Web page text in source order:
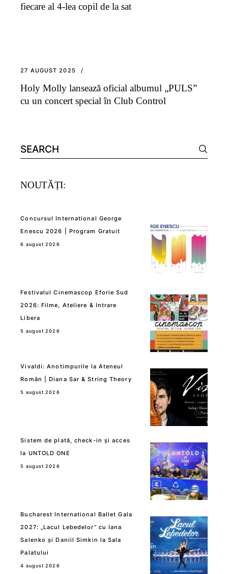
fiecare al 4-lea copil de la sat
27 AUGUST 2025
Holy Molly lansează oficial albumul „PULS”
cu un concert special în Club Control
Search
for:
NOUTĂȚI:
Concursul International George
Enescu 2026 | Program Gratuit
6 august 2026
Festivalul Cinemascop Eforie Sud
2026: Filme, Ateliere & Intrare
Libera
5 august 2026
Vivaldi: Anotimpurile la Ateneul
Român | Diana Sar & String Theory
5 august 2026
Sistem de plată, check-in și acces
la UNTOLD ONE
5 august 2026
Bucharest International Ballet Gala
2027: „Lacul Lebedelor” cu Iana
Salenko și Daniil Simkin la Sala
Palatului
4 august 2026